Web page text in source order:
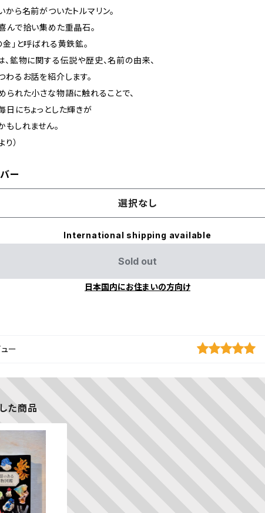
から名前がついたトルマリン。
んで拾い集めた重晶石。
金」と呼ばれる黄鉄鉱。
、鉱物に関する伝説や歴史、名前の由来、
わるお話を紹介します。
られた小さな物語に触れることで、
日にちょっとした輝きが
もしれません。
り）
ー
選択なし
International shipping available
Sold out
日本国内にお住まいの方向け
ー
た商品